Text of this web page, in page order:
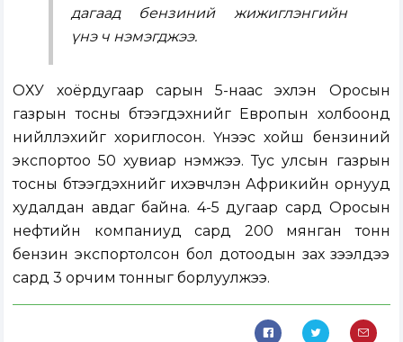
дагаад бензиний жижиглэнгийн
үнэ ч нэмэгджээ.
ОХУ хоёрдугаар сарын 5-наас эхлэн Оросын
газрын тосны бүтээгдэхүүнийг Европын холбоонд
нийлүүлэхийг хориглосон. Үүнээс хойш бензиний
экспортоо 50 хувиар нэмжээ. Тус улсын газрын
тосны бүтээгдэхүүнийг ихэвчлэн Африкийн орнууд
худалдан авдаг байна. 4-5 дугаар сард Оросын
нефтийн компаниуд сард 200 мянган тонн
бензин экспортолсон бол дотоодын зах зээлдээ
сард 3 орчим тонныг борлуулжээ.